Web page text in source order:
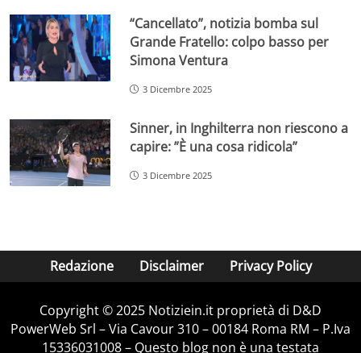
“Cancellato”, notizia bomba sul
Grande Fratello: colpo basso per
Simona Ventura
3 Dicembre 2025
Sinner, in Inghilterra non riescono a
capire: ”È una cosa ridicola”
3 Dicembre 2025
Redazione Disclaimer Privacy Policy
Copyright © 2025 Notiziein.it proprietà di D&D
PowerWeb Srl – Via Cavour 310 – 00184 Roma RM – P.Iva
15336031008 – Questo blog non è una testata